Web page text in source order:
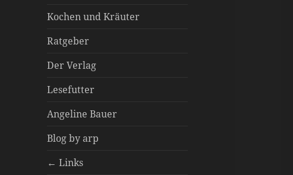
Kochen und Kräuter
Ratgeber
Der Verlag
Lesefutter
Angeline Bauer
Blog by arp
← Links